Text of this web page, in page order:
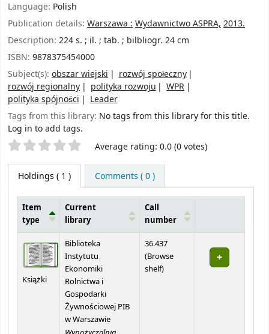
Language: Polish
Publication details: Warszawa :Wydawnictwo ASPRA,2013.
Description: 224 s. ; il. ; tab. ; bilbliogr. 24 cm
ISBN: 9878375454000
Subject(s): obszar wiejski
rozwój społeczny
rozwój regionalny
polityka rozwoju
WPR
polityka spójności
Leader
Tags from this library: No tags from this library for this title.
Log in to add tags.
Star ratings Average rating: 0.0 (0 votes)
Holdings ( 1 ) Comments ( 0 )
Item
type
Current
library
Call
number
Książki
Biblioteka
Instytutu
Ekonomiki
Rolnictwa i
Gospodarki
Żywnościowej PIB
w Warszawie
36.437
(Browse
shelf(Opens below)
)